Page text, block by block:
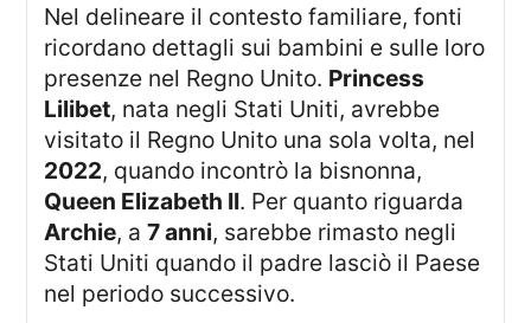
Nel delineare il contesto familiare, fonti
ricordano dettagli sui bambini e sulle loro
presenze nel Regno Unito. Princess
Lilibet, nata negli Stati Uniti, avrebbe
visitato il Regno Unito una sola volta, nel
2022, quando incontrò la bisnonna,
Queen Elizabeth II. Per quanto riguarda
Archie, a7 anni, sarebbe rimasto negli
Stati Uniti quando il padre lasciò il Paese
nel periodo successivo.